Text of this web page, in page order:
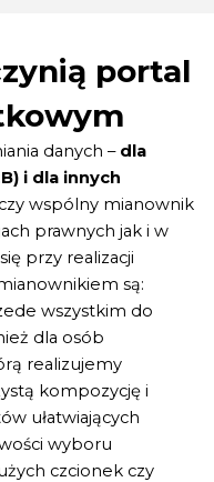
portal
danych – dla
i dla innych
wspólny mianownik
prawnych jak i w
przy realizacji
są:
wszystkim do
dla osób
realizujemy
kompozycję i
ułatwiających
wyboru
czcionek czy